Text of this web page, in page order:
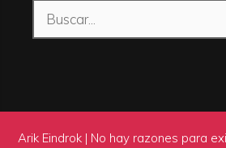
Buscar:
Arik Eindrok | No hay razones para